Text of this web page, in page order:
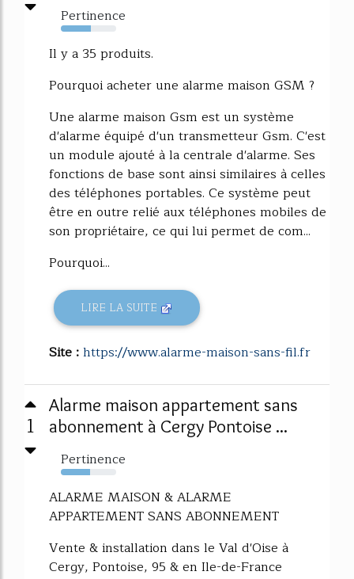
Pertinence
54%
Il y a 35 produits.
Pourquoi acheter une alarme maison GSM ?
Une alarme maison Gsm est un système
d'alarme équipé d'un transmetteur Gsm. C'est
un module ajouté à la centrale d'alarme. Ses
fonctions de base sont ainsi similaires à celles
des téléphones portables. Ce système peut
être en outre relié aux téléphones mobiles de
son propriétaire, ce qui lui permet de com...
Pourquoi...
LIRE LA SUITE
Site :https://www.alarme-maison-sans-fil.fr
1
Alarme maison appartement sans
abonnement à Cergy Pontoise ...
Pertinence
53%
ALARME MAISON & ALARME
APPARTEMENT SANS ABONNEMENT
Vente & installation dans le Val d'Oise à
Cergy, Pontoise, 95 & en Ile-de-France